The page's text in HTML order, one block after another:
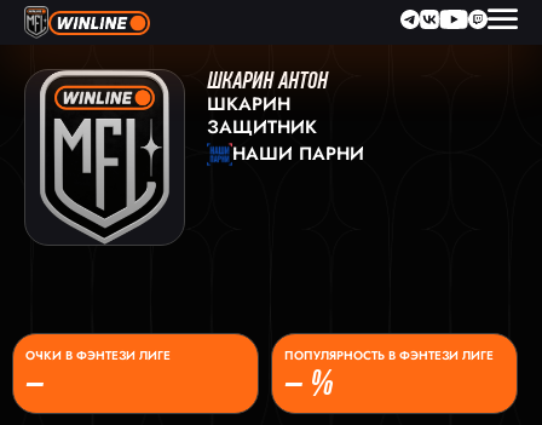
ШКАРИН АНТОН
ШКАРИН
ЗАЩИТНИК
НАШИ ПАРНИ
–
ОЧКИ В ФЭНТЕЗИ ЛИГЕ
– %
ПОПУЛЯРНОСТЬ В ФЭНТЕЗИ ЛИГЕ